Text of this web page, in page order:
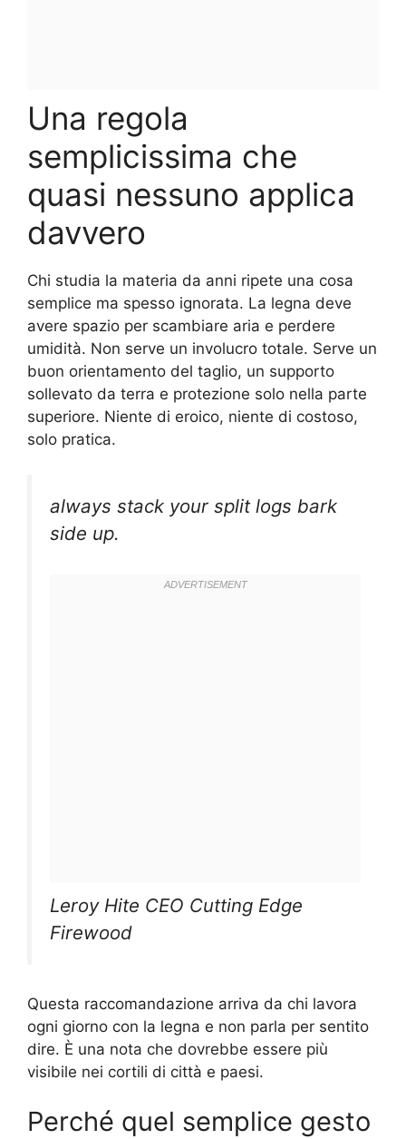
Una regola
semplicissima che
quasi nessuno applica
davvero
Chi studia la materia da anni ripete una cosa
semplice ma spesso ignorata. La legna deve
avere spazio per scambiare aria e perdere
umidità. Non serve un involucro totale. Serve un
buon orientamento del taglio, un supporto
sollevato da terra e protezione solo nella parte
superiore. Niente di eroico, niente di costoso,
solo pratica.
always stack your split logs bark
side up.
Leroy Hite CEO Cutting Edge
Firewood
Questa raccomandazione arriva da chi lavora
ogni giorno con la legna e non parla per sentito
dire. È una nota che dovrebbe essere più
visibile nei cortili di città e paesi.
Perché quel semplice gesto